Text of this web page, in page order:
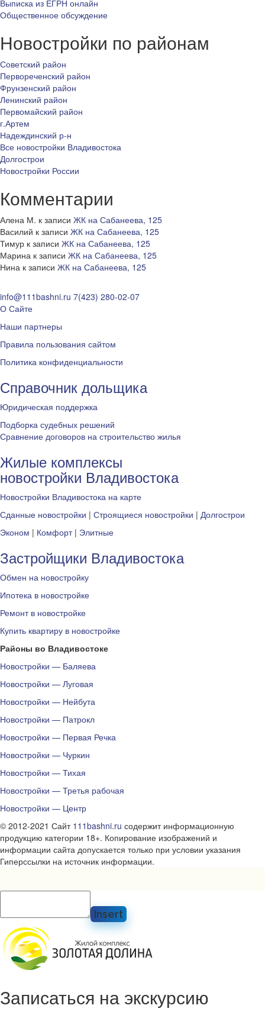
Выписка из ЕГРН онлайн
Общественное обсуждение
Новостройки по районам
Советский район
Первореченский район
Фрунзенский район
Ленинский район
Первомайский район
г.Артем
Надеждинский р-н
Все новостройки Владивостока
Долгострои
Новостройки России
Комментарии
Алена М. к записи ЖК на Сабанеева, 125
Василий к записи ЖК на Сабанеева, 125
Тимур к записи ЖК на Сабанеева, 125
Марина к записи ЖК на Сабанеева, 125
Нина к записи ЖК на Сабанеева, 125
info@111bashni.ru 7(423) 280-02-07
О Сайте
Наши партнеры
Правила пользования сайтом
Политика конфиденциальности
Справочник дольщика
Юридическая поддержка
Подборка судебных решений
Сравнение договоров на строительство жилья
Жилые комплексы
новостройки Владивостока
Новостройки Владивостока на карте
Сданные новостройки | Строящиеся новостройки | Долгострои
Эконом | Комфорт| Элитные
Застройщики Владивостока
Обмен на новостройку
Ипотека в новостройке
Ремонт в новостройке
Купить квартиру в новостройке
Районы во Владивостоке
Новостройки — Баляева
Новостройки — Луговая
Новостройки — Нейбута
Новостройки — Патрокл
Новостройки — Первая Речка
Новостройки — Чуркин
Новостройки — Тихая
Новостройки — Третья рабочая
Новостройки — Центр
© 2012-2021 Сайт 111bashni.ru содержит информационную
продукцию категории 18+. Копирование изображений и
информации сайта допускается только при условии указания
Гиперссылки на источник информации.
Insert
Записаться на экскурсию